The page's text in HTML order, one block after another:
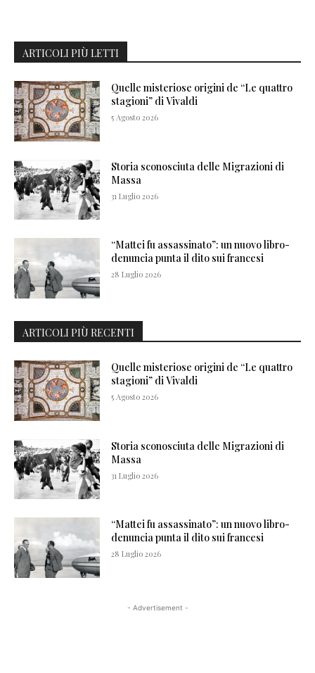
ARTICOLI PIÙ LETTI
Quelle misteriose origini de “Le quattro
stagioni” di Vivaldi
5 Agosto 2026
Storia sconosciuta delle Migrazioni di
Massa
31 Luglio 2026
“Mattei fu assassinato”: un nuovo libro-
denuncia punta il dito sui francesi
28 Luglio 2026
ARTICOLI PIÙ RECENTI
Quelle misteriose origini de “Le quattro
stagioni” di Vivaldi
5 Agosto 2026
Storia sconosciuta delle Migrazioni di
Massa
31 Luglio 2026
“Mattei fu assassinato”: un nuovo libro-
denuncia punta il dito sui francesi
28 Luglio 2026
- Advertisement -